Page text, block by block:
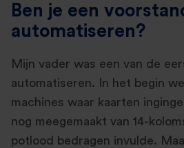
Ben je een
automatiseren?
Mijn vader was een van de
automatiseren. In het begin
machines waar kaarten
nog meegemaakt van 14-
potlood bedragen invulde.